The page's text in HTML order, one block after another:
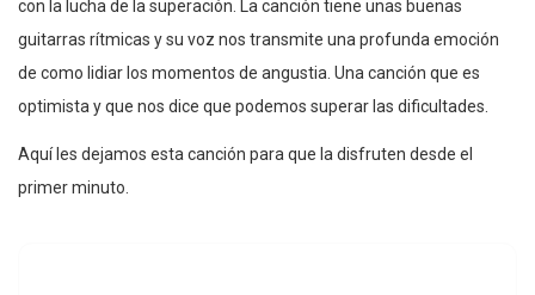
con la lucha de la superación. La canción tiene unas buenas
guitarras rítmicas y su voz nos transmite una profunda emoción
de como lidiar los momentos de angustia. Una canción que es
optimista y que nos dice que podemos superar las dificultades.
Aquí les dejamos esta canción para que la disfruten desde el
primer minuto.